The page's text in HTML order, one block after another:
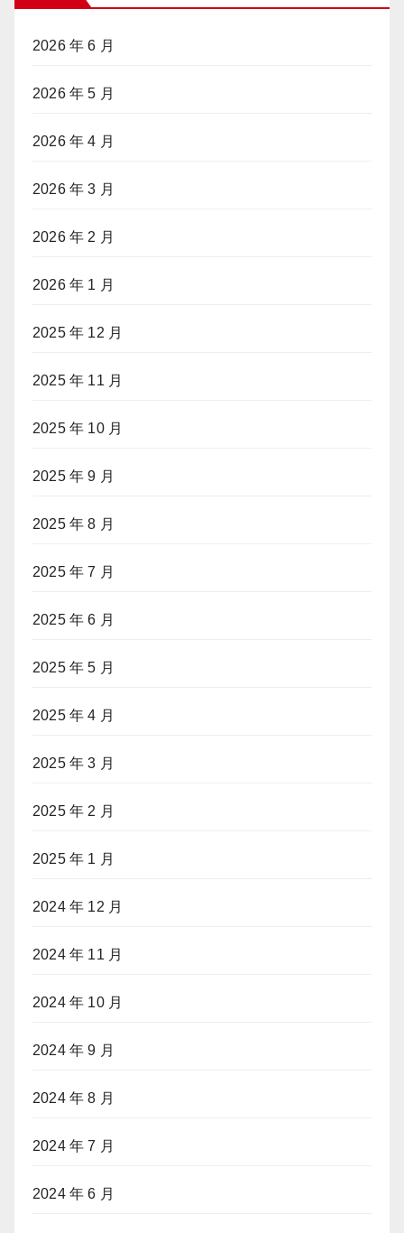
2026 年 6 月
2026 年 5 月
2026 年 4 月
2026 年 3 月
2026 年 2 月
2026 年 1 月
2025 年 12 月
2025 年 11 月
2025 年 10 月
2025 年 9 月
2025 年 8 月
2025 年 7 月
2025 年 6 月
2025 年 5 月
2025 年 4 月
2025 年 3 月
2025 年 2 月
2025 年 1 月
2024 年 12 月
2024 年 11 月
2024 年 10 月
2024 年 9 月
2024 年 8 月
2024 年 7 月
2024 年 6 月